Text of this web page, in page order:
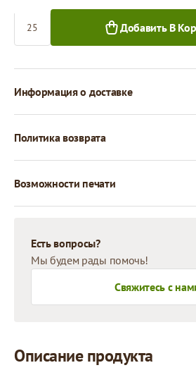
Количество
Добавить В
Информация о доставке
Политика возврата
Возможности печати
Есть вопросы?
Мы будем рады помочь!
Свяжитесь с
Описание продукта